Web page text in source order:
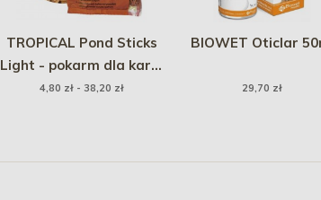
TROPICAL Pond Sticks
Light - pokarm dla karpi
koi
4,80 zł - 38,20 zł
BIOWET Oticlar
29,70 zł